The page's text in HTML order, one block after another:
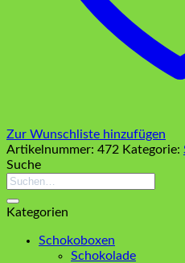
Zur Wunschliste hinzufügen
Artikelnummer: 472 Kategorie:
Suche
Suchen
Kategorien
Schokoboxen
Schokolade